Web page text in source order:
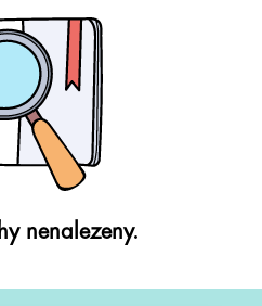
nenalezeny.